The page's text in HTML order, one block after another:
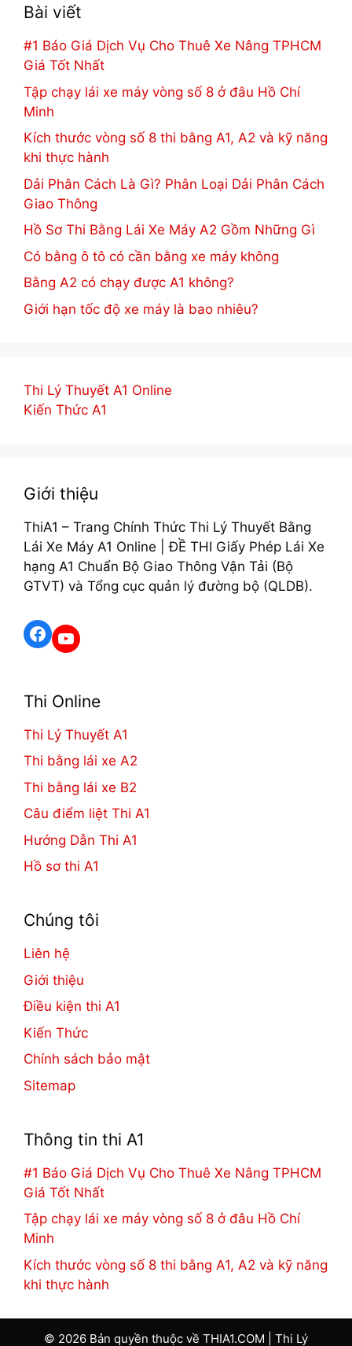
Bài viết
#1 Báo Giá Dịch Vụ Cho Thuê Xe Nâng TPHCM
Giá Tốt Nhất
Tập chạy lái xe máy vòng số 8 ở đâu Hồ Chí
Minh
Kích thước vòng số 8 thi bằng A1, A2 và kỹ năng
khi thực hành
Dải Phân Cách Là Gì? Phân Loại Dải Phân Cách
Giao Thông
Hồ Sơ Thi Bằng Lái Xe Máy A2 Gồm Những Gì
Có bằng ô tô có cần bằng xe máy không
Bằng A2 có chạy được A1 không?
Giới hạn tốc độ xe máy là bao nhiêu?
Thi Lý Thuyết A1 Online
Kiến Thức A1
Giới thiệu
ThiA1 – Trang Chính Thức Thi Lý Thuyết Bằng
Lái Xe Máy A1 Online | ĐỀ THI Giấy Phép Lái Xe
hạng A1 Chuẩn Bộ Giao Thông Vận Tải (Bộ
GTVT) và Tổng cục quản lý đường bộ (QLDB).
Facebook
YouTube
Thi Online
Thi Lý Thuyết A1
Thi bằng lái xe A2
Thi bằng lái xe B2
Câu điểm liệt Thi A1
Hướng Dẫn Thi A1
Hồ sơ thi A1
Chúng tôi
Liên hệ
Giới thiệu
Điều kiện thi A1
Kiến Thức
Chính sách bảo mật
Sitemap
Thông tin thi A1
#1 Báo Giá Dịch Vụ Cho Thuê Xe Nâng TPHCM
Giá Tốt Nhất
Tập chạy lái xe máy vòng số 8 ở đâu Hồ Chí
Minh
Kích thước vòng số 8 thi bằng A1, A2 và kỹ năng
khi thực hành
© 2026 Bản quyền thuộc về THIA1.COM | Thi Lý